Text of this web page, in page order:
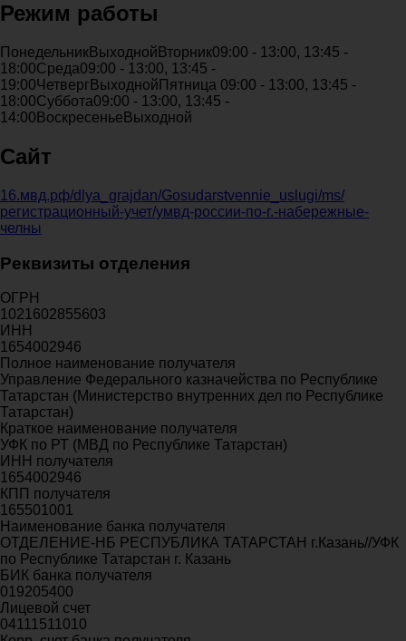
Режим работы
ПонедельникВыходной Вторник09:00 - 13:00, 13:45 -
18:00Среда09:00 - 13:00, 13:45 -
19:00Четверг Выходной Пятница 09:00 - 13:00, 13:45 -
18:00Суббота09:00 - 13:00, 13:45 -
14:00 Воскресенье Выходной
Сайт
16.мвд.рф/dlya_grajdan/Gosudarstvennie_uslugi/ms/
регистрационный-учет/умвд-россии-по-г.-набережные-
челны
Реквизиты отделения
ОГРН
1021602855603
ИНН
1654002946
Полное наименование получателя
Управление Федерального казначейства по Республике
Татарстан (Министерство внутренних дел по Республике
Татарстан)
Краткое наименование получателя
УФК по РТ (МВД по Республике Татарстан)
ИНН получателя
1654002946
КПП получателя
165501001
Наименование банка получателя
ОТДЕЛЕНИЕ-НБ РЕСПУБЛИКА ТАТАРСТАН г.Казань//УФК
по Республике Татарстан г. Казань
БИК банка получателя
019205400
Лицевой счет
04111511010